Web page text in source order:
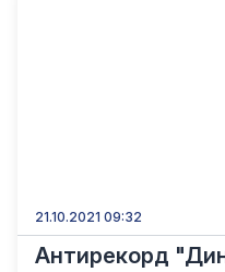
21.10.2021 09:32
Антирекорд